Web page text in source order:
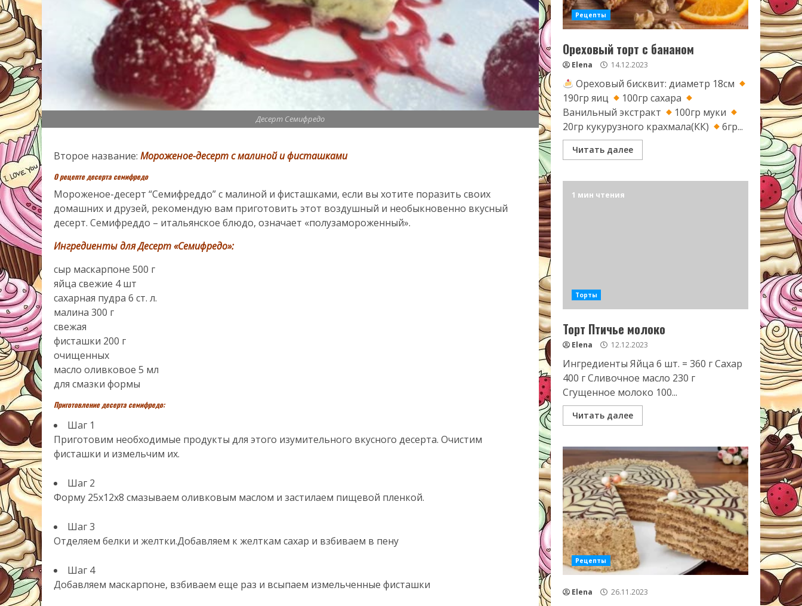
Десерт Семифредо
Второе название: Мороженое-десерт с малиной и фисташками
О рецепте десерта семифредо
Мороженое-десерт “Семифреддо” с малиной и фисташками, если вы хотите поразить своих
домашних и друзей, рекомендую вам приготовить этот воздушный и необыкновенно вкусный
десерт. Семифреддо – итальянское блюдо, означает «полузамороженный».
Ингредиенты для Десерт «Семифредо»:
сыр маскарпоне 500 г
яйца свежие 4 шт
сахарная пудра 6 ст. л.
малина 300 г
свежая
фисташки 200 г
очищенных
масло оливковое 5 мл
для смазки формы
Приготовление десерта семифредо:
Шаг 1
Приготовим необходимые продукты для этого изумительного вкусного десерта. Очистим
фисташки и измельчим их.
Шаг 2
Форму 25х12х8 смазываем оливковым маслом и застилаем пищевой пленкой.
Шаг 3
Отделяем белки и желтки.Добавляем к желткам сахар и взбиваем в пену
Шаг 4
Добавляем маскарпоне, взбиваем еще раз и всыпаем измельченные фисташки
Рецепты
Ореховый торт с бананом
Elena 14.12.2023
Ореховый бисквит: диаметр 18см
190гр яиц
100гр сахара
Ванильный экстракт
100гр муки
20гр кукурузного крахмала(КК)
6гр...
Читать далее
1 мин чтения
Торты
Торт Птичье молоко
Elena 12.12.2023
Ингредиенты Яйца 6 шт. = 360 г Сахар
400 г Сливочное масло 230 г
Сгущенное молоко 100...
Читать далее
Рецепты
Elena 26.11.2023